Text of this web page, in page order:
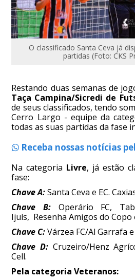
O classificado Santa Ceva já
partidas (Foto: CKS
Restando duas semanas de
Taça Campina/Sicredi de
de seus classificados, tendo
Cerro Largo - equipe da
todas as suas partidas da fase
Receba nossas notícias
Na categoria Livre, já estão
fase:
Chave A:Santa Ceva e EC.
Chave B:
Operário FC,
Ijuís, Resenha Amigos do Copo
Chave C: Várzea FC/Al Garrafa
Chave D: Cruzeiro/Henz
Cell.
Pela categoria Veteranos: